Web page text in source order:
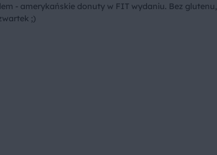
- amerykańskie donuty w FIT wydaniu. Bez glutenu,
;)